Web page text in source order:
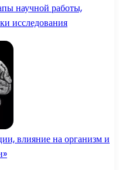
научной работы,
исследования
влияние на организм и